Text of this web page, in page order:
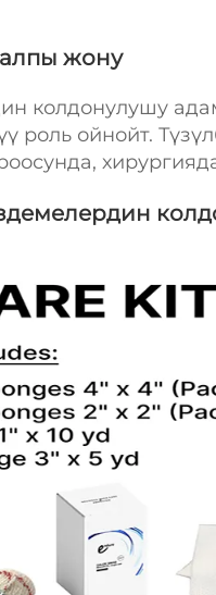
жону
колдонулушу
ойнойт.